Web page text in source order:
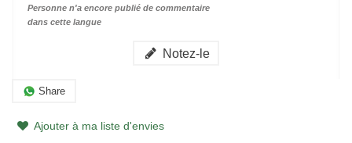
Personne n'a encore publié de commentaire
dans cette langue
Notez-le
Share
Ajouter à ma liste d'envies